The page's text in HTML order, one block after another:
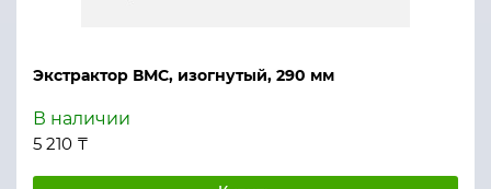
Экстрактор ВМС, изогнутый, 290 мм
В наличии
5 210 ₸